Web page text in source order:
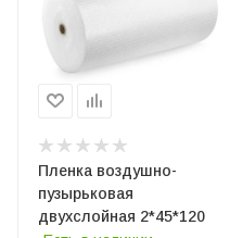
Пленка воздушно-
пузырьковая
двухслойная 2*45*120